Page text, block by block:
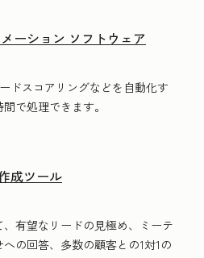
ーション ソフトウェア
ドスコアリングなどを自動化す
で処理できます。
成ツール
有望なリードの見極め、ミーテ
の回答、多数の顧客との1対1の